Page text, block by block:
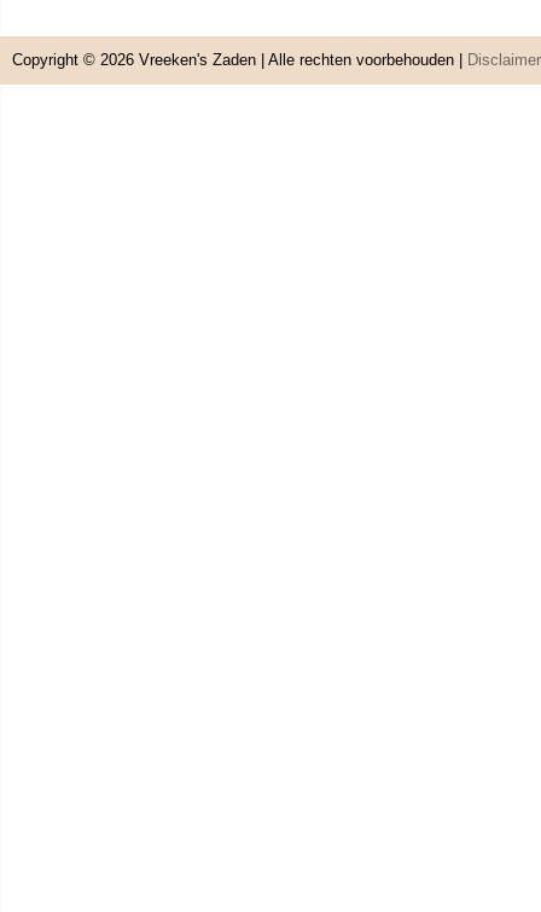
Copyright © 2026 Vreeken's Zaden | Alle rechten voorbehouden | Disclaimer